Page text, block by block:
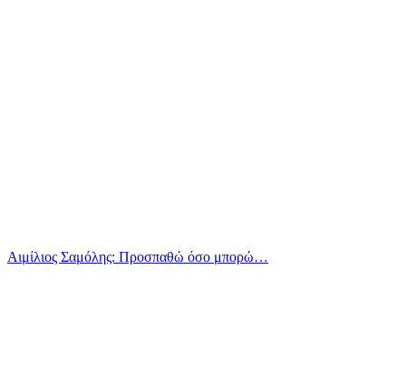
Αιμίλιος Σαμόλης: Προσπαθώ όσο μπορώ…